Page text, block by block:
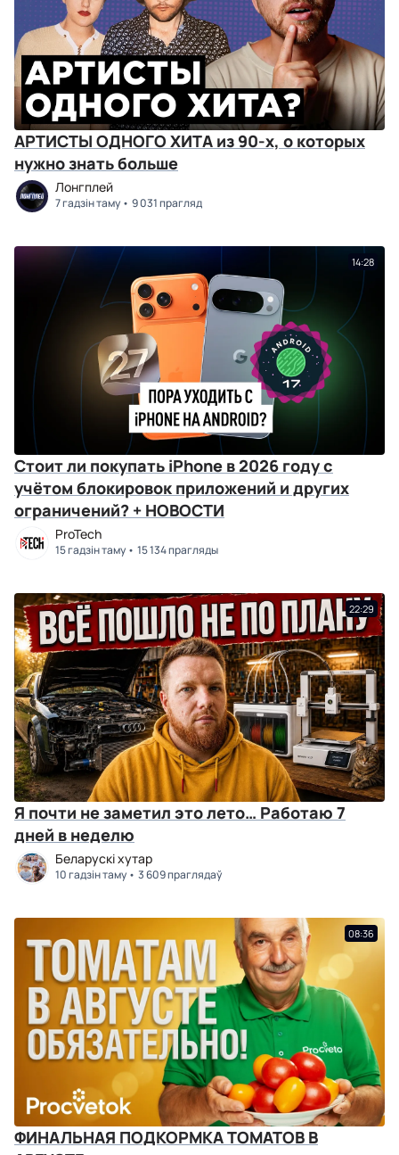
АРТИСТЫ ОДНОГО ХИТА из 90-х, о которых
нужно знать больше
Лонгплей
7 гадзін таму 9 031 прагляд
14:28
Стоит ли покупать iPhone в 2026 году с
учётом блокировок приложений и других
ограничений? + НОВОСТИ
ProTech
15 гадзін таму 15 134 прагляды
22:29
Я почти не заметил это лето… Работаю 7
дней в неделю
Беларускі хутар
10 гадзін таму 3 609 праглядаў
08:36
ФИНАЛЬНАЯ ПОДКОРМКА ТОМАТОВ В